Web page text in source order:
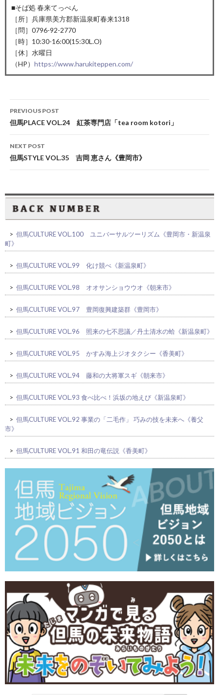
■そば処 春来てっぺん
［所］兵庫県美方郡新温泉町春来1318
［問］0796-92-2770
［時］10:30-16:00(15:30L.O)
［休］水曜日
（HP） https://www.harukiteppen.com/
Post
navigation
PREVIOUS POST
但馬PLACE VOL.24 紅茶専門店「tea room kotori」
NEXT POST
但馬STYLE VOL.35 吉岡 恵さん《豊岡市》
> 但馬CULTURE VOL.100 ユニバーサルツーリズム《豊岡市・新温泉
町》
> 但馬CULTURE VOL.99 化け競べ《新温泉町》
> 但馬CULTURE VOL.98 オオサンショウウオ《朝来市》
> 但馬CULTURE VOL.97 豊岡復興建築群《豊岡市》
> 但馬CULTURE VOL.96 照来の七不思議／丹土清水の蛤《新温泉町》
> 但馬CULTURE VOL.95 かすみ海上ジオタクシー《香美町》
> 但馬CULTURE VOL.94 藤和の大将軍スギ《朝来市》
> 但馬CULTURE VOL.93 食べ比べ！浜坂の地えび《新温泉町》
> 但馬CULTURE VOL.92 事業の「二毛作」 巧みの技を未来へ《養父
市》
> 但馬CULTURE VOL.91 和田の竜伝説《香美町》